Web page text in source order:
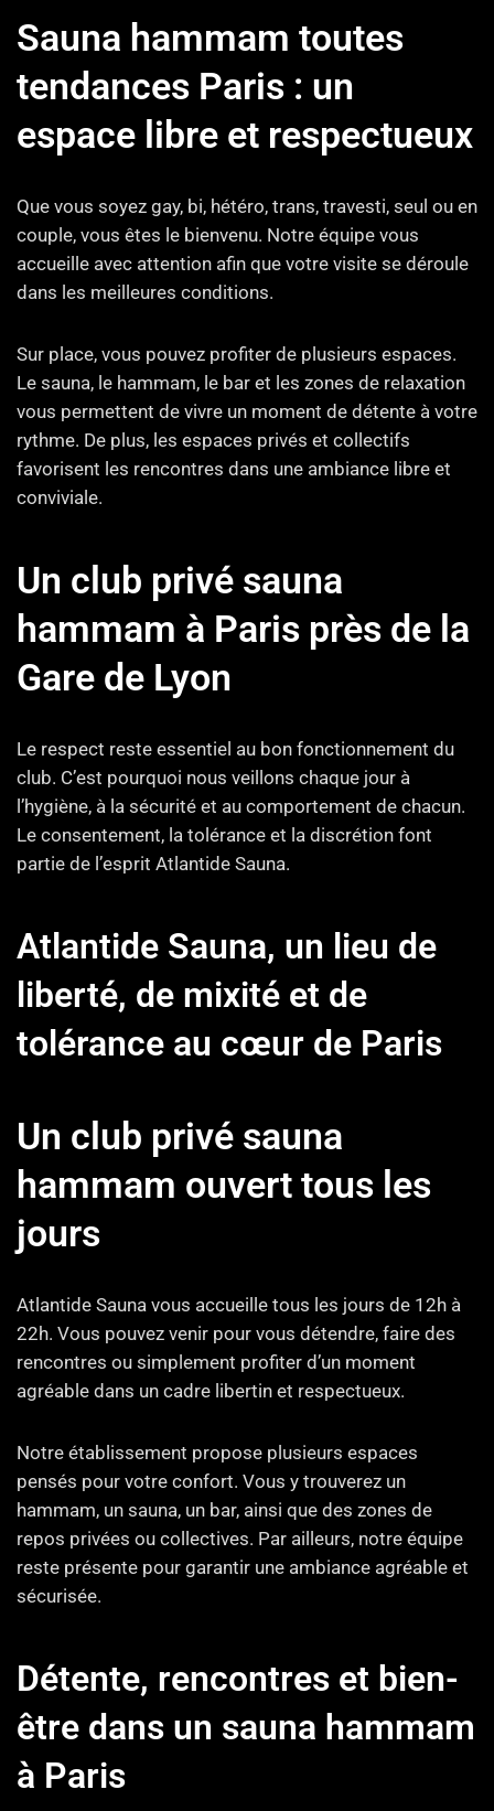
Sauna hammam toutes
tendances Paris : un
espace libre et respectueux
Que vous soyez gay, bi, hétéro, trans, travesti, seul ou en
couple, vous êtes le bienvenu. Notre équipe vous
accueille avec attention afin que votre visite se déroule
dans les meilleures conditions.
Sur place, vous pouvez profiter de plusieurs espaces.
Le sauna, le hammam, le bar et les zones de relaxation
vous permettent de vivre un moment de détente à votre
rythme. De plus, les espaces privés et collectifs
favorisent les rencontres dans une ambiance libre et
conviviale.
Un club privé sauna
hammam à Paris près de la
Gare de Lyon
Le respect reste essentiel au bon fonctionnement du
club. C’est pourquoi nous veillons chaque jour à
l’hygiène, à la sécurité et au comportement de chacun.
Le consentement, la tolérance et la discrétion font
partie de l’esprit Atlantide Sauna.
Atlantide Sauna, un lieu de
liberté, de mixité et de
tolérance au cœur de Paris
Un club privé sauna
hammam ouvert tous les
jours
Atlantide Sauna vous accueille tous les jours de 12h à
22h. Vous pouvez venir pour vous détendre, faire des
rencontres ou simplement profiter d’un moment
agréable dans un cadre libertin et respectueux.
Notre établissement propose plusieurs espaces
pensés pour votre confort. Vous y trouverez un
hammam, un sauna, un bar, ainsi que des zones de
repos privées ou collectives. Par ailleurs, notre équipe
reste présente pour garantir une ambiance agréable et
sécurisée.
Détente, rencontres et bien-
être dans un sauna hammam
à Paris